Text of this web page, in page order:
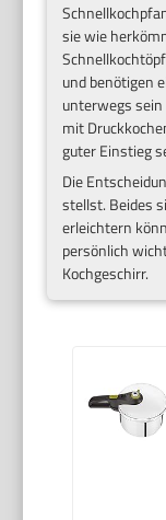
sie wie
und benötigen
unterwegs
mit
guter Einstieg
Die
stellst. Beides
erleichtern
persönlich
Kochgeschirr.